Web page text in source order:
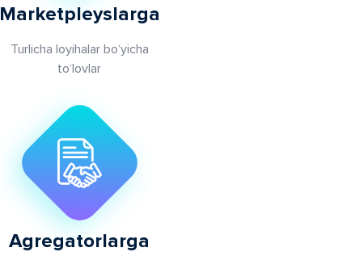
Marketpleyslarga
Turlicha loyihalar bo‘yicha
to‘lovlar
Agregatorlarga